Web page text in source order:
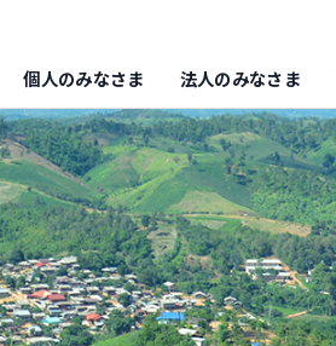
個人のみなさま 法人のみなさま